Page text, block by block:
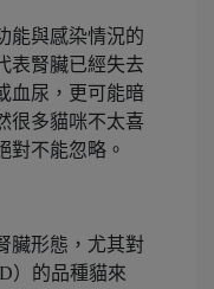
能與感染情況的
表腎臟已經失去
血尿，更可能暗
很多貓咪不太喜
對不能忽略。
臟形態，尤其對
）的品種貓來